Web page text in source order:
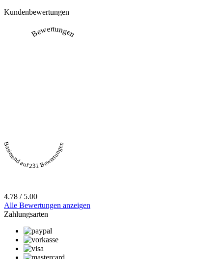
Kundenbewertungen
Bewertungen
Basierend auf 231 Bewertungen
4.78 / 5.00
Alle Bewertungen anzeigen
Zahlungsarten